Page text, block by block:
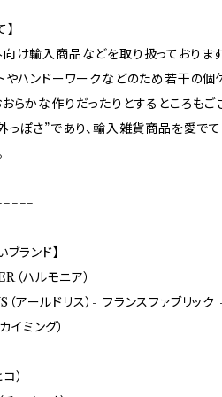
け輸入商品などを取り扱っております
やハンドーワークなどのため若干の個
らかな作りだったりとするところもご
っぽさ”であり、輸入雑貨商品を愛で
ランド】
ハルモニア）
アールドリス）- フランスファブリック
ミング）
）